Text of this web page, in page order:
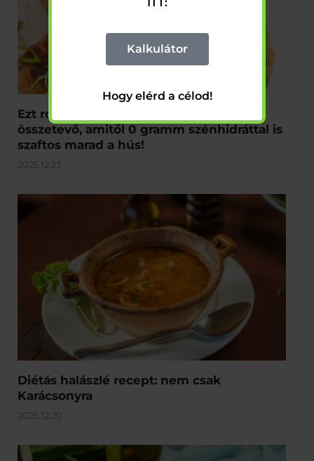
Ezt rontod el a fogyókúránál: A titkos
összetevő, amitől 0 gramm szénhidráttal is
szaftos marad a hús!
2025.12.23
Diétás halászlé recept: nem csak
Karácsonyra
2025.12.20
Kalkulátor
Hogy elérd a célod!